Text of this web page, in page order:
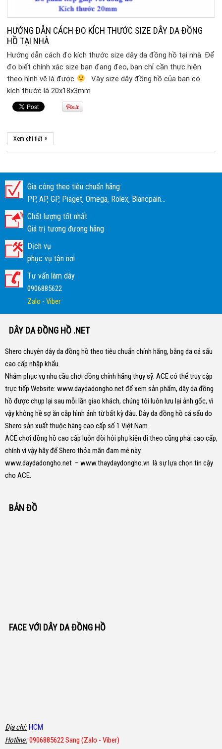
HƯỚNG DẪN CÁCH ĐO KÍCH THƯỚC SIZE DÂY DA ĐỒNG
HỒ TẠI NHÀ
Hướng dẫn cách đo kích thước size dây da đồng hồ tại nhà. Để
đo biết chính xác size bạn đang đeo, bạn chỉ cần thực hiện
theo hình vẽ là được
Vậy size dây đồng hồ của bạn có
kích thước là 20x18x3mm
Xem chi tiết »
Gia công theo tiêu chuẩn hãng:
PP, AP, GP, Piaget, Omega, Rolex, Blancpain...
Chất lượng tốt nhất
Giá trị tương đương hãng
Dịch vụ
phục vụ tận nơi
Tư vấn làm dây
0906885622
Zalo - Viber
DÂY DA ĐỒNG HỒ .NET
Shero chuyên dây da đồng hồ theo tiêu chuẩn chính hãng, bằng da cá sấu
cao cấp nhập khẩu.
Nhằm phục vụ nhu cầu chơi đồng chính hãng thụy sỹ. ACE có thể truy cập
trực tiếp Website: www.daydadongho.netđể xem sản phẩm, dây da đồng
hồ được chụp lại sau mỗi lần giao khách, chúng tôi luôn lưu lại ảnh gốc, vì
vậy không hề sợ ăn cắp hình ảnh từ bất kỳ đâu. Dây da đồng hồ cá sấu do
Shero sản xuất thuộc hàng cao cấp số 1 Việt Nam.
ACE chơi đồng hồ cao cấp luôn đòi hỏi phụ kiện đi theo cũng phải cao cấp,
chính vì vậy hãy để Shero thỏa mãn đam mê này.
www.daydadongho.net – www.thaydaydongho.vn là sự lựa chọn tin cậy
cho ACE.
BẢN ĐỒ
FACE VỚI DÂY DA ĐỒNG HỒ
Địa chỉ: HCM
Hotline: 0906885622 Sang (Zalo - Viber)